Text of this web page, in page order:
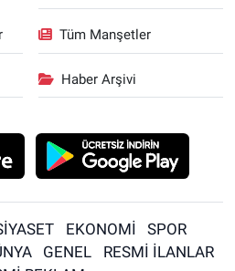
Tüm Manşetler
Haber Arşivi
EKONOMİ
SPOR
GENEL
RESMİ İLANLAR